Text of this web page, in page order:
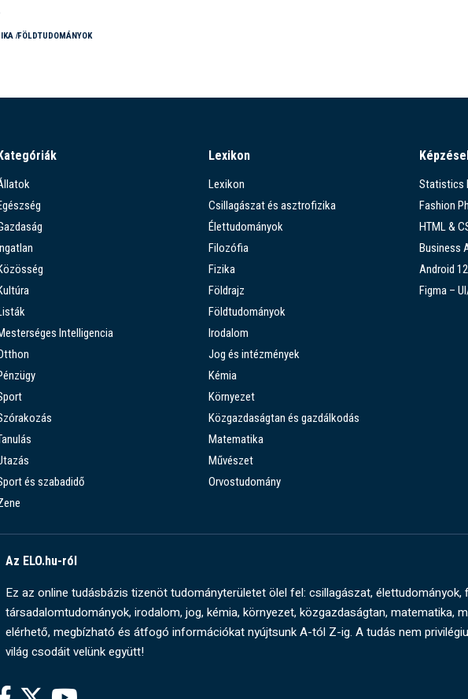
FÖLDTUDOMÁNYOK
Kategóriák
Intelligencia
és szabadidő
Lexikon
Lexikon
Csillagászat és asztrofizika
Élettudományok
Filozófia
Fizika
Földrajz
Földtudományok
Irodalom
Jog és intézmények
Kémia
Környezet
Közgazdaságtan és gazdálkodás
Matematika
Művészet
Orvostudomány
Statistics
Fashion
HTML &
Business
Android
Figma –
Az ELO.hu-ról
Ez az online tudásbázis tizenöt tudományterületet ölel fel: csillagászat,
társadalomtudományok, irodalom, jog, kémia, környezet, közgazdaságtan, matematika,
elérhető, megbízható és átfogó információkat nyújtsunk A-tól Z-ig. A tudás nem
világ csodáit velünk együtt!